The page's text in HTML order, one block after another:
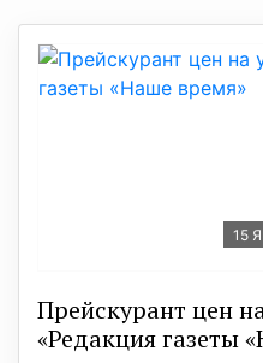
15
Прейскурант цен
«Редакция газеты